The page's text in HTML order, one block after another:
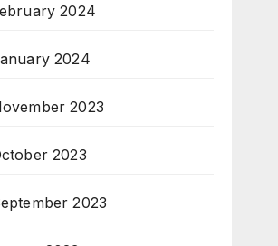
2024
2024
2023
2023
2023